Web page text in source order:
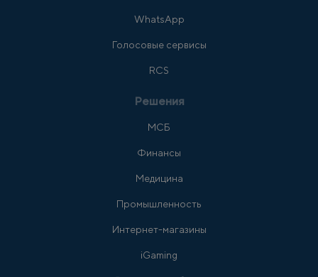
WhatsApp
Голосовые сервисы
RCS
Решения
МСБ
Финансы
Медицина
Промышленность
Интернет-магазины
iGaming